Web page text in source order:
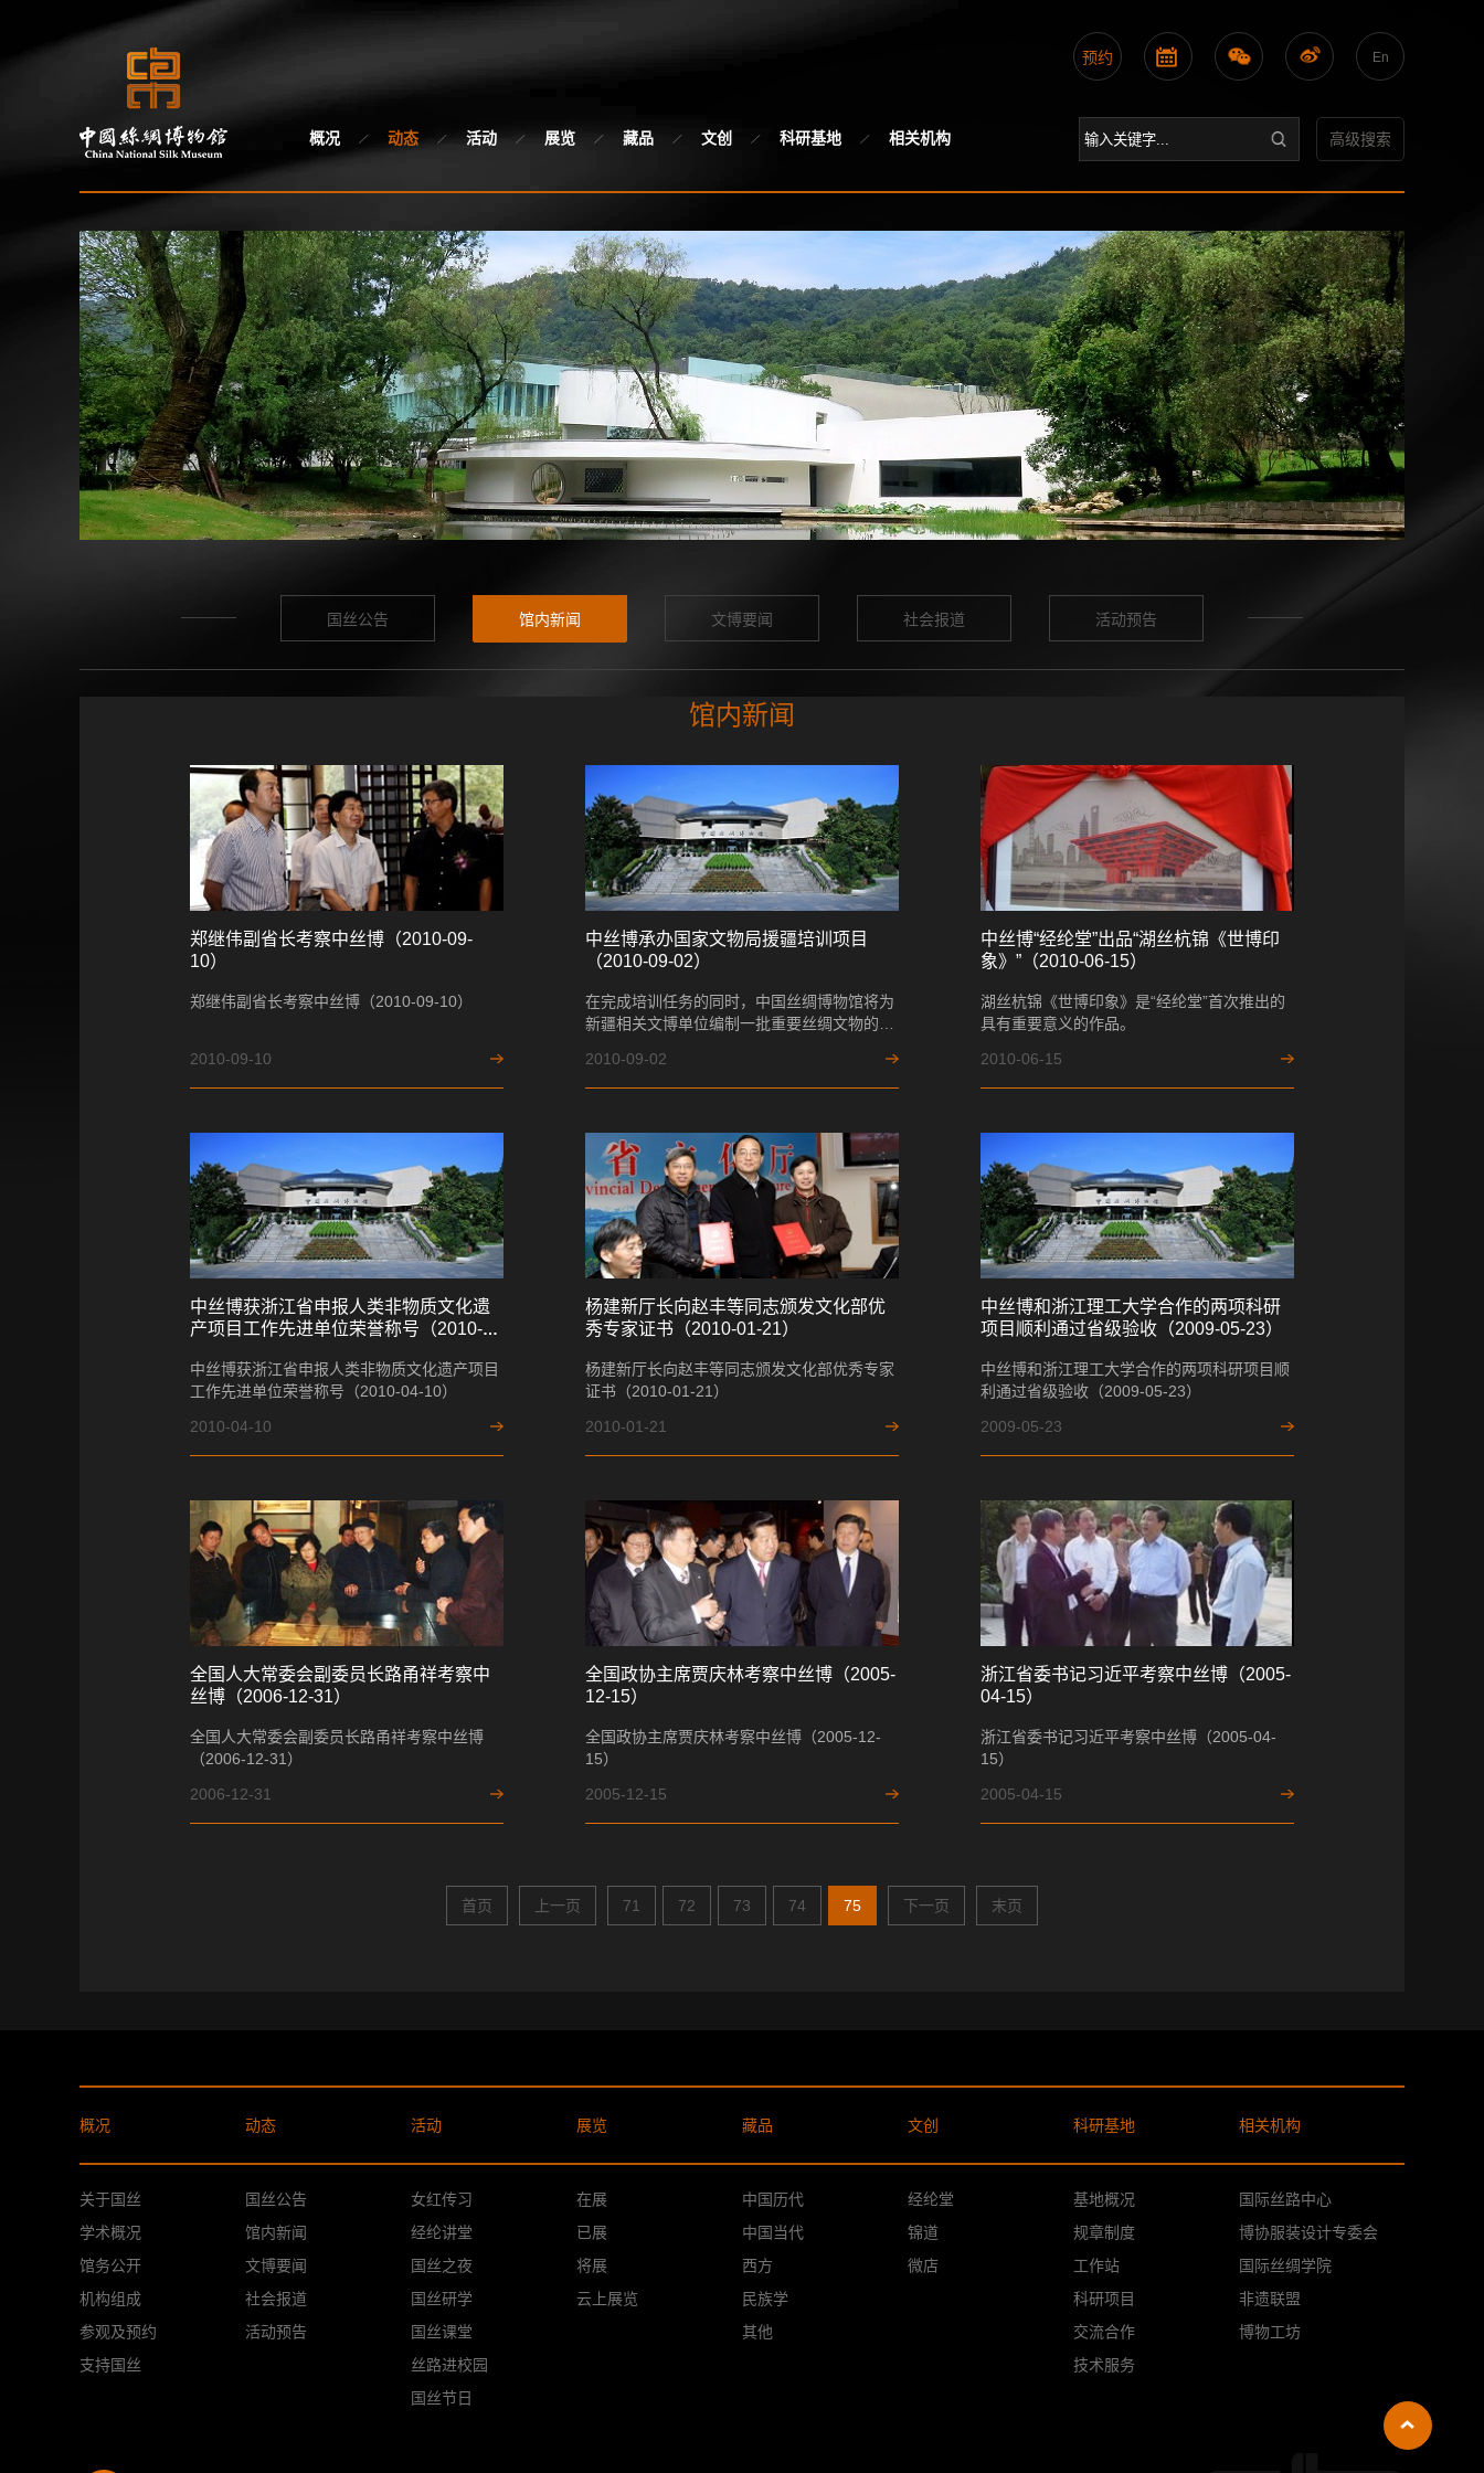
概况 动态 活动 展览 藏品 文创 科研基地 相关机构
En
预约
高级搜索
国丝公告 馆内新闻 文博要闻 社会报道 活动预告
馆内新闻
郑继伟副省长考察中丝博（2010-09-
10）
郑继伟副省长考察中丝博（2010-09-10）
2010-09-10
中丝博承办国家文物局援疆培训项目
（2010-09-02）
在完成培训任务的同时，中国丝绸博物馆将为
新疆相关文博单位编制一批重要丝绸文物的修
2010-09-02
中丝博“经纶堂”出品“湖丝杭锦《世博印
象》”（2010-06-15）
湖丝杭锦《世博印象》是“经纶堂”首次推出的
具有重要意义的作品。
2010-06-15
中丝博获浙江省申报人类非物质文化遗
产项目工作先进单位荣誉称号（2010-
中丝博获浙江省申报人类非物质文化遗产项目
工作先进单位荣誉称号（2010-04-10）
2010-04-10
杨建新厅长向赵丰等同志颁发文化部优
秀专家证书（2010-01-21）
杨建新厅长向赵丰等同志颁发文化部优秀专家
证书（2010-01-21）
2010-01-21
中丝博和浙江理工大学合作的两项科研
项目顺利通过省级验收（2009-05-23）
中丝博和浙江理工大学合作的两项科研项目顺
利通过省级验收（2009-05-23）
2009-05-23
全国人大常委会副委员长路甬祥考察中
丝博（2006-12-31）
全国人大常委会副委员长路甬祥考察中丝博
（2006-12-31）
2006-12-31
全国政协主席贾庆林考察中丝博（2005-
12-15）
全国政协主席贾庆林考察中丝博（2005-12-
15）
2005-12-15
浙江省委书记习近平考察中丝博（2005-
04-15）
浙江省委书记习近平考察中丝博（2005-04-
15）
2005-04-15
首页 上一页 71 72 73 74 75 下一页 末页
概况 动态 活动 展览 藏品 文创 科研基地 相关机构
关于国丝
学术概况
馆务公开
机构组成
参观及预约
支持国丝
国丝公告
馆内新闻
文博要闻
社会报道
活动预告
女红传习
经纶讲堂
国丝之夜
国丝研学
国丝课堂
丝路进校园
国丝节日
在展
已展
将展
云上展览
中国历代
中国当代
西方
民族学
其他
经纶堂
锦道
微店
基地概况
规章制度
工作站
科研项目
交流合作
技术服务
国际丝路中心
博协服装设计专委会
国际丝绸学院
非遗联盟
博物工坊